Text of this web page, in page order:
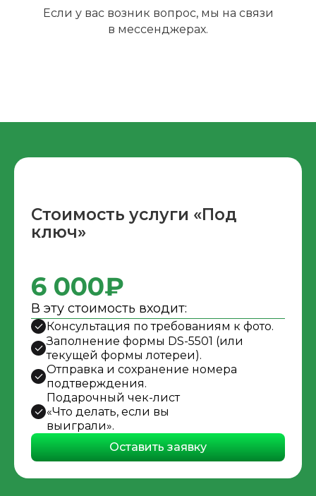
Если у вас возник вопрос, мы на связи
в мессенджерах.
Стоимость услуги «Под
ключ»
6 000₽
В эту стоимость входит:
Консультация по требованиям к фото.
Заполнение формы DS-5501 (или
текущей формы лотереи).
Отправка и сохранение номера
подтверждения.
Подарочный чек-лист
«Что делать, если вы
выиграли».
Оставить заявку